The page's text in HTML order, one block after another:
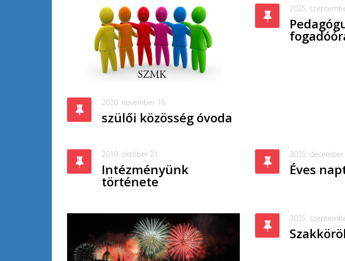
2020. november 16.
szülői közösség óvoda
2025.
2019. október 21.
Intézményünk
története
2025. december
Éves
2025.